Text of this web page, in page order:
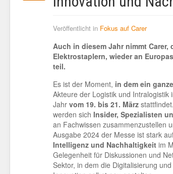
Veröffentlicht in Fokus auf Carer
Auch in diesem Jahr nimmt
Elektrostaplern, wieder an
teil.
Es ist der Moment, in dem ein
Akteure der Logistik und
Jahr vom 19. bis 21. März
werden sich Insider, Spezialisten
an Fachwissen zusammenzustellen
Ausgabe 2024 der Messe ist stark
Intelligenz und Nachhaltigkeit im
Gelegenheit für Diskussionen und
Sektor, in dem die Digitalisierung